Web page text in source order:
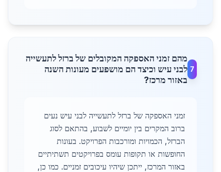
7
מהם זמני האספקה המקובלים של ברזל לתעשייה
לבני עיש וכיצד הם מושפעים מעונות השנה
באזור מרכז?
זמני האספקה של ברזל לתעשייה לבני עיש נעים
ברוב המקרים בין יומיים לשבוע, בהתאם לסוג
הברזל, הכמויות ומורכבות הפרויקט. בעונות
החופשות או תקופות עומס בפרויקטים תשתיתיים
באזור המרכז, ייתכן שיהיו עיכובים זמניים. כמו כן,